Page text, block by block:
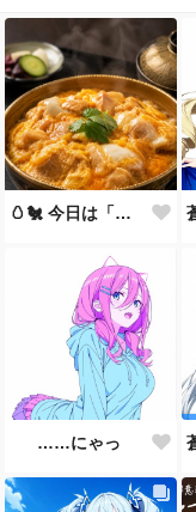
🥚🐔 今日は「親子丼の日」🍚✨
……にゃっ